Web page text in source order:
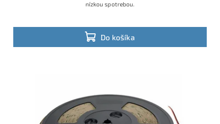
Do košíka
nízkou spotrebou.